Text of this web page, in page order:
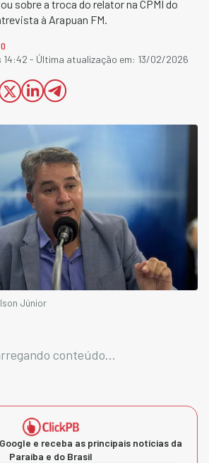
sobre a troca do relator na CPMI do
à Arapuan FM.
14:42 - Última atualização em: 13/02/2026
Júnior
conteúdo...
e receba as principais notícias da
Paraíba e do Brasil